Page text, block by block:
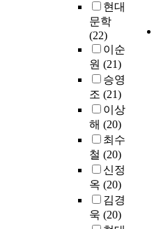
현대
문학
(22)
이순
원 (21)
승영
조 (21)
이상
해 (20)
최수
철 (20)
신정
옥 (20)
김경
욱 (20)